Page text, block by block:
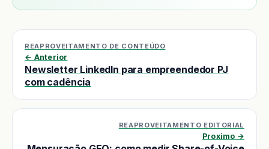
REAPROVEITAMENTO DE CONTEÚDO
← Anterior
Newsletter LinkedIn para empreendedor PJ
com cadência
REAPROVEITAMENTO EDITORIAL
Proximo →